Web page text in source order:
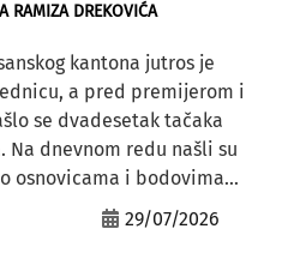
RAMIZA DREKOVIĆA
kantona jutros je
a pred premijerom i
se dvadesetak tačaka
Na dnevnom redu našli su
osnovicama i bodovima...
29/07/2026